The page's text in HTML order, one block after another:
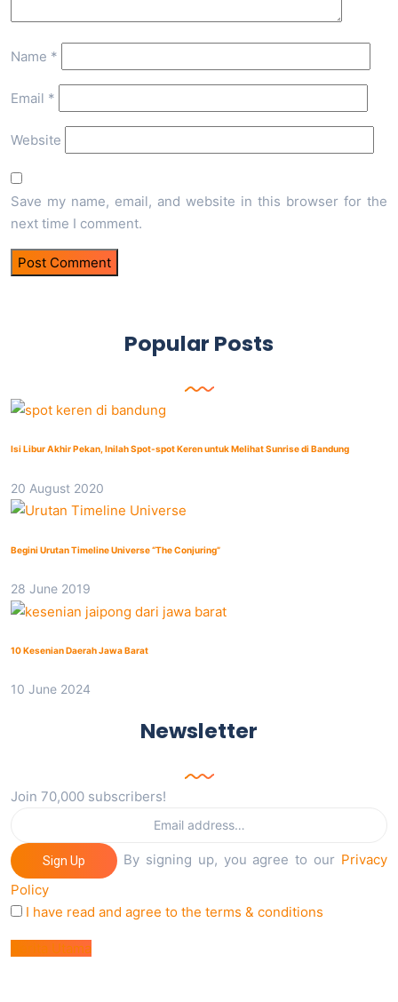
Name *
Email *
Website
Save my name, email, and website in this browser for the
next time I comment.
Popular Posts
Isi Libur Akhir Pekan, Inilah Spot-spot Keren untuk Melihat Sunrise di Bandung
20 August 2020
Begini Urutan Timeline Universe “The Conjuring”
28 June 2019
10 Kesenian Daerah Jawa Barat
10 June 2024
Newsletter
Join 70,000 subscribers!
Sign Up By signing up, you agree to our Privacy
Policy
I have read and agree to the terms & conditions
Berita Utama